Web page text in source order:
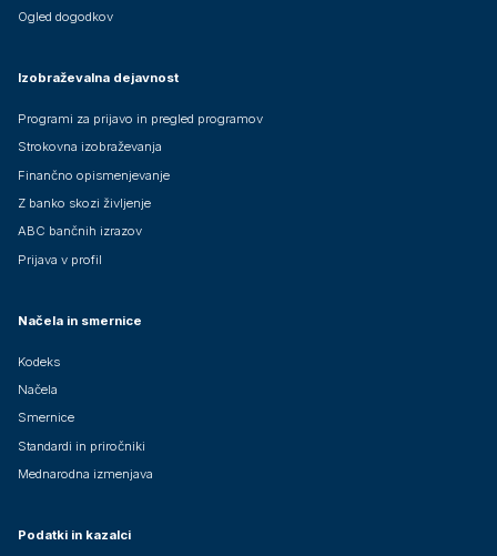
Ogled dogodkov
Izobraževalna dejavnost
Programi za prijavo in pregled programov
Strokovna izobraževanja
Finančno opismenjevanje
Z banko skozi življenje
ABC bančnih izrazov
Prijava v profil
Načela in smernice
Kodeks
Načela
Smernice
Standardi in priročniki
Mednarodna izmenjava
Podatki in kazalci